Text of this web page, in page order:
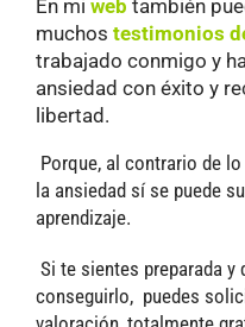
En mi web también
muchos testimonios
trabajado conmigo y
ansiedad con éxito y
libertad.
Porque, al contrario de
la ansiedad sí se puede
aprendizaje.
Si te sientes preparada y
conseguirlo, puedes